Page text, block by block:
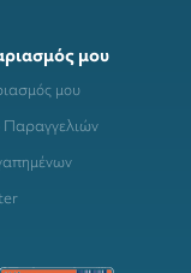
μου
μου
Παραγγελιών